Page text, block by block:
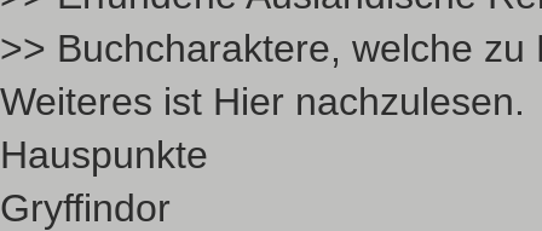
>> Buchcharaktere, welche
Weiteres ist Hier nachzulesen.
Hauspunkte
Gryffindor